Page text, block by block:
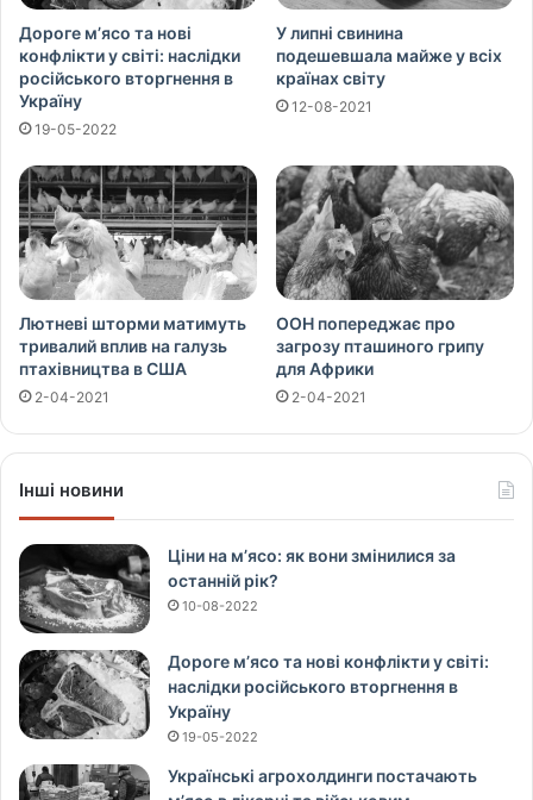
Дороге м’ясо та нові
конфлікти у світі: наслідки
російського вторгнення в
Україну
19-05-2022
У липні свинина
подешевшала майже у всіх
країнах світу
12-08-2021
Лютневі шторми матимуть
тривалий вплив на галузь
птахівництва в США
2-04-2021
ООН попереджає про
загрозу пташиного грипу
для Африки
2-04-2021
Інші новини
Ціни на м’ясо: як вони змінилися за
останній рік?
10-08-2022
Дороге м’ясо та нові конфлікти у світі:
наслідки російського вторгнення в
Україну
19-05-2022
Українські агрохолдинги постачають